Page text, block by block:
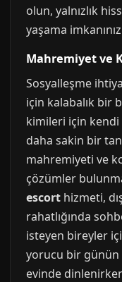
olun, yalnızlık
yaşama
Mahremiyet ve
Sosyalleşme
için kalabalık bir
kimileri için kendi
daha sakin bir
mahremiyeti ve
çözümler
escort hizmeti,
rahatlığında
isteyen bireyler
yorucu bir günün
evinde